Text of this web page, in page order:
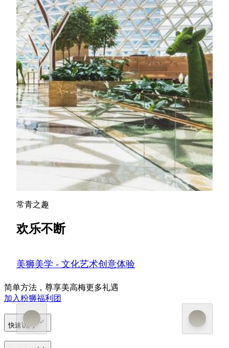
会议、购物，以及《福布斯旅游指南》五星评级之综合
度假酒店的尊尚体验。
了解更多
视博广场
视博广场的天幕荣获吉尼斯世界纪录，成为全球最大型
的悬跨网架式结构玻璃屋顶（自支撑），也是澳门首个
建筑及结构类别的世界纪录。广场位处美狮美高梅的核
心地带，连接酒店大堂内与商店和餐厅，为购物及餐饮
体验增添乐趣。 您亦可探索全球最大的室内艺术花园
之一——“自然之艺”，这座种植超过10万株植物的花园
以可持续理念精心打造，融合自然与创新，呈现沉浸式
常青之趣
欢乐不断
美狮美学 - 文化艺术创意体验
简单方法，尊享美高梅更多礼遇
加入粉狮福利团
快速访问